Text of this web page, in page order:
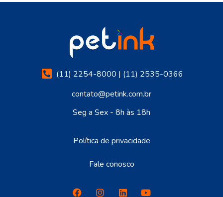
(11) 2254-8000 | (11) 2535-0366
contato@petink.com.br
Seg a Sex - 8h às 18h
Política de privacidade
Fale conosco